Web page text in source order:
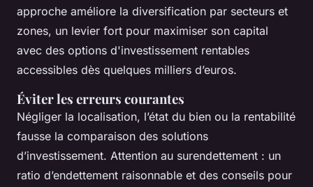
approche améliore la diversification par secteurs et
zones, un levier fort pour maximiser son capital
avec des options d'investissement rentables
accessibles dès quelques milliers d’euros.
Éviter les erreurs courantes
Négliger la localisation, l’état du bien ou la rentabilité
fausse la comparaison des solutions
d’investissement. Attention au surendettement : un
ratio d’endettement raisonnable et des conseils pour